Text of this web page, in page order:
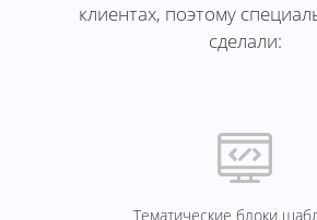
клиентах, поэтому
сделали:
Тематические блоки